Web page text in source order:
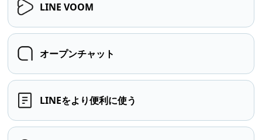
LINE VOOM
オープンチャット
LINEをより便利に使う